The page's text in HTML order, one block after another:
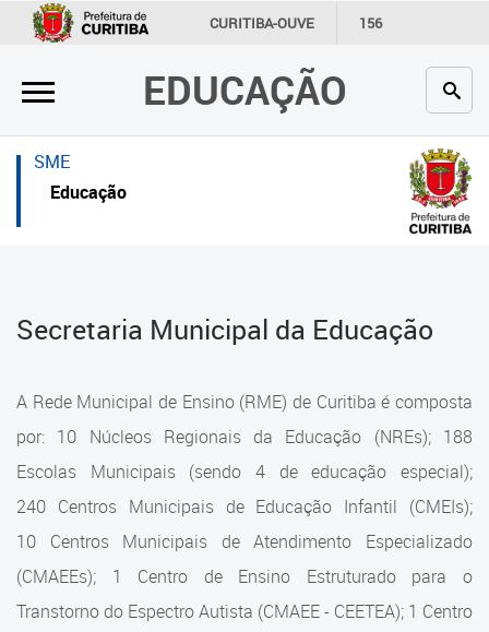
CURITIBA-OUVE 156
INFORMAÇÃO SECRETARIAS
EDUCAÇÃO
×
Inicial
Secretaria
Profissionais da educação
Contato
úteis
Portal da Prefeitura de Curitiba
Cadastramento Escolar
Cadastro Online
Portal ICS Instituto Curitiba de
×
Inicial
Inicial
Secretaria
Crianças e estudantes
Contato
Estrutura da Secretaria
Estrutura da Secretaria
Superintendência Executiva
SME
Educação
Secretaria Municipal da Educação
A Rede Municipal de Ensino (RME) de Curitiba é composta
por: 10 Núcleos Regionais da Educação (NREs); 188
Escolas Municipais (sendo 4 de educação especial);
240 Centros Municipais de Educação Infantil (CMEIs);
10 Centros Municipais de Atendimento Especializado
(CMAEEs); 1 Centro de Ensino Estruturado para o
Transtorno do Espectro Autista (CMAEE - CEETEA); 1 Centro